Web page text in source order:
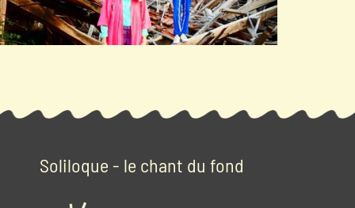
Soliloque - le chant du fond